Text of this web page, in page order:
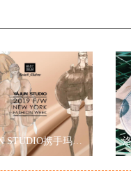
YAJUN STUDIO携手玛丽黛佳色彩工作室2019秋冬纽约时装周玩转跨界